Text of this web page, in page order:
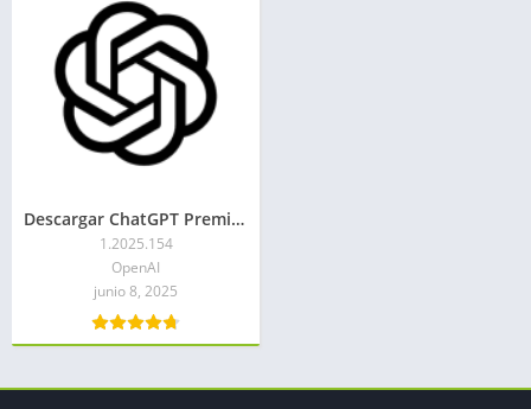
Descargar ChatGPT Premium APK 2026
1.2025.154
OpenAI
junio 8, 2025